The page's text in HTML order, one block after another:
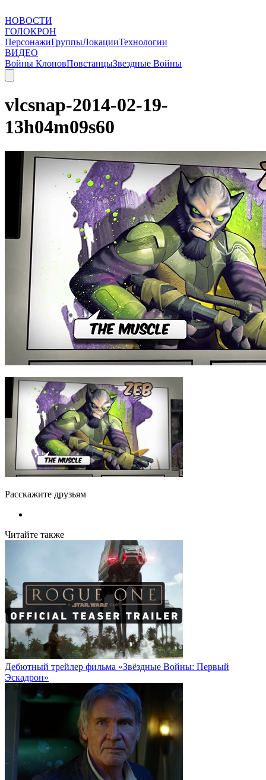
НОВОСТИ
ГОЛОКРОН
ПерсонажиГруппыЛокацииТехнологии
ВИДЕО
Войны КлоновПовстанцыЗвездные Войны
vlcsnap-2014-02-19-
13h04m09s60
Расскажите друзьям
Читайте также
Дебютный трейлер фильма «Звёздные Войны: Первый
Эскадрон»